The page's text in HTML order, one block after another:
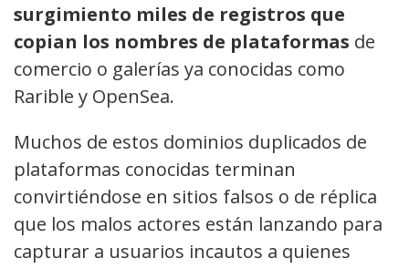
surgimiento miles de registros que
copian los nombres de plataformas de
comercio o galerías ya conocidas como
Rarible y OpenSea.
Muchos de estos dominios duplicados de
plataformas conocidas terminan
convirtiéndose en sitios falsos o de réplica
que los malos actores están lanzando para
capturar a usuarios incautos a quienes